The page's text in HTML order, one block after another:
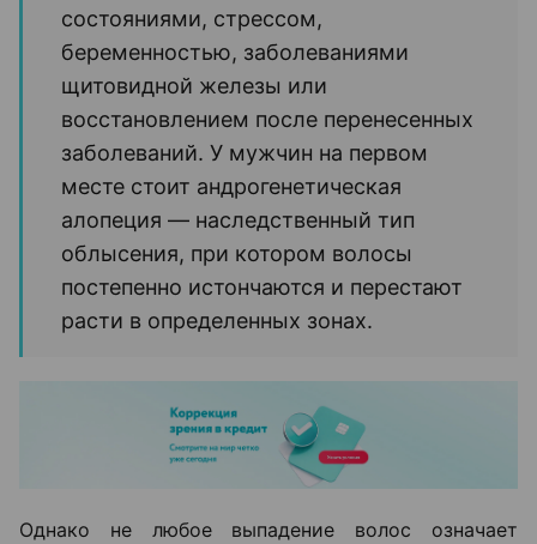
состояниями, стрессом,
беременностью, заболеваниями
щитовидной железы или
восстановлением после перенесенных
заболеваний. У мужчин на первом
месте стоит андрогенетическая
алопеция — наследственный тип
облысения, при котором волосы
постепенно истончаются и перестают
расти в определенных зонах.
Однако не любое выпадение волос означает